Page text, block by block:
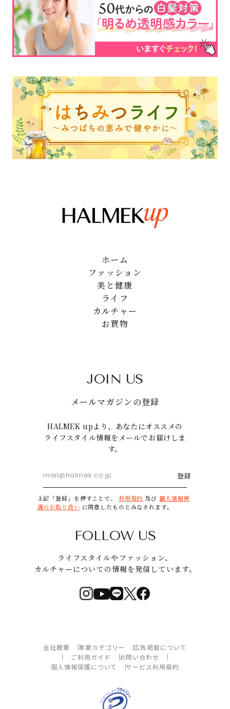
ホーム
ファッション
美と健康
ライフ
カルチャー
お買物
JOIN US
メールマガジンの登録
HALMEK upより、あなたにオススメの
ライフスタイル情報をメールでお届けしま
す。
登録
上記「登録」を押すことで、 利用規約 及び 個人情報保
護のお取り扱い に同意したものとみなされます。
FOLLOW US
ライフスタイルやファッション、
カルチャーについての情報を発信しています。
会社概要 事業カテゴリー
広告掲載について
ご利用ガイド
お問い合わせ
個人情報保護について
サービス利用規約